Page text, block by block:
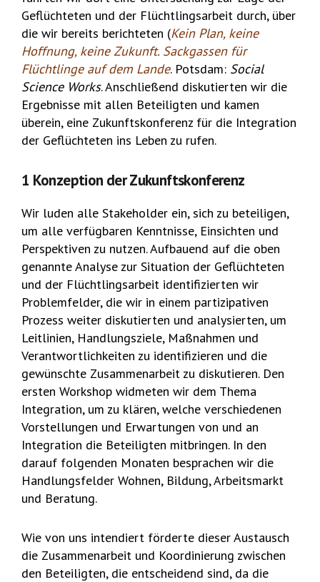
Geflüchteten und der Flüchtlingsarbeit durch, über
die wir bereits berichteten (Kein Plan, keine
Hoffnung, keine Zukunft. Sackgassen für
Flüchtlinge auf dem Lande. Potsdam: Social
Science Works. Anschließend diskutierten wir die
Ergebnisse mit allen Beteiligten und kamen
überein, eine Zukunftskonferenz für die Integration
der Geflüchteten ins Leben zu rufen.
1 Konzeption der Zukunftskonferenz
Wir luden alle Stakeholder ein, sich zu beteiligen,
um alle verfügbaren Kenntnisse, Einsichten und
Perspektiven zu nutzen. Aufbauend auf die oben
genannte Analyse zur Situation der Geflüchteten
und der Flüchtlingsarbeit identifizierten wir
Problemfelder, die wir in einem partizipativen
Prozess weiter diskutierten und analysierten, um
Leitlinien, Handlungsziele, Maßnahmen und
Verantwortlichkeiten zu identifizieren und die
gewünschte Zusammenarbeit zu diskutieren. Den
ersten Workshop widmeten wir dem Thema
Integration, um zu klären, welche verschiedenen
Vorstellungen und Erwartungen von und an
Integration die Beteiligten mitbringen. In den
darauf folgenden Monaten besprachen wir die
Handlungsfelder Wohnen, Bildung, Arbeitsmarkt
und Beratung.
Wie von uns intendiert förderte dieser Austausch
die Zusammenarbeit und Koordinierung zwischen
den Beteiligten, die entscheidend sind, da die